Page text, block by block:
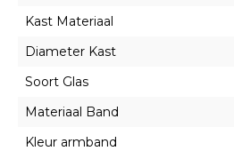
Kast Materiaal
Diameter Kast
Soort Glas
Materiaal Band
Kleur armband